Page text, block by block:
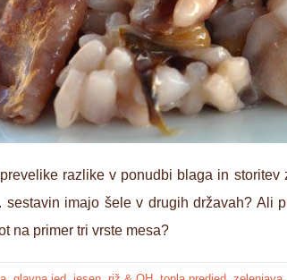
razlike v ponudbi blaga in
sestavin imajo šele v drugih državah?
na primer tri vrste mesa?